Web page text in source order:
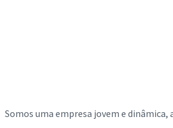
Somos uma empresa jovem e